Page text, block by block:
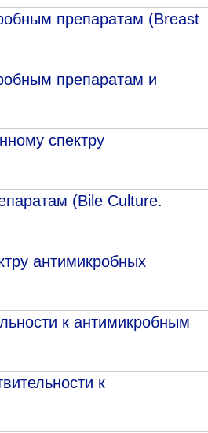
препаратам (Breast
препаратам и
спектру
(Bile Culture.
антимикробных
к антимикробным
к